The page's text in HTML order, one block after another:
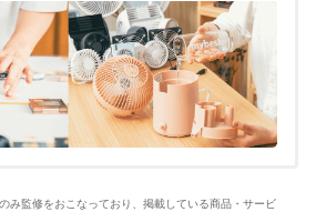
花のプロフィール
み監修をおこなっており、掲載している商品・サービ